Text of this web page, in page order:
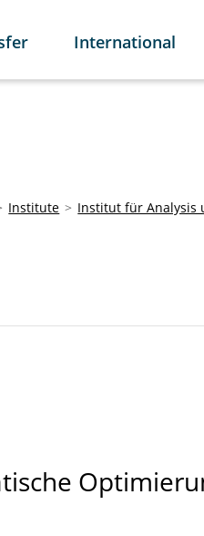
International
Institute Institut für Analysis